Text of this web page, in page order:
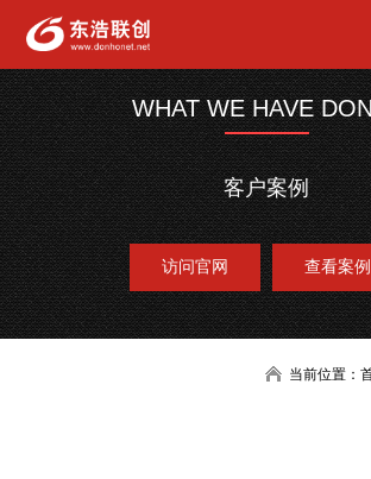
WHAT WE HAVE
客户案例
访问官网 查看案例
当前位置：